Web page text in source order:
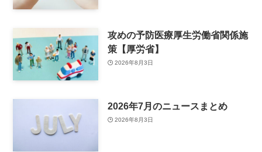
攻めの予防医療厚生労働省関係施
策【厚労省】
2026年8月3日
2026年7月のニュースまとめ
2026年8月3日